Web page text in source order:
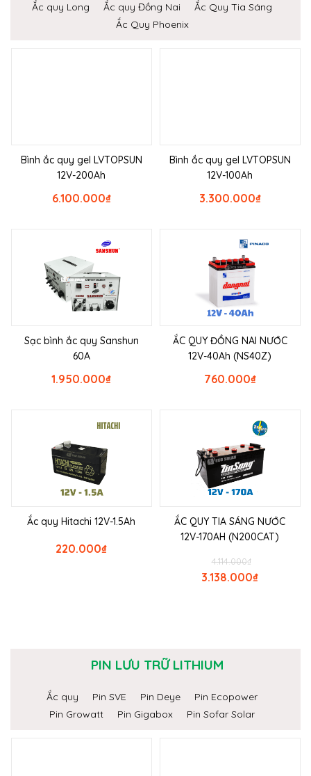
Ắc quy Long
Ắc quy Đồng Nai
Ắc Quy Tia Sáng
Ắc Quy Phoenix
Bình ắc quy gel LVTOPSUN
12V-200Ah
₫
6.100.000
Bình ắc quy gel LVTOPSUN
12V-100Ah
₫
3.300.000
Sạc bình ắc quy Sanshun
60A
₫
1.950.000
ẮC QUY ĐỒNG NAI NƯỚC
12V-40Ah (NS40Z)
₫
760.000
Ắc quy Hitachi 12V-1.5Ah
₫
220.000
ẮC QUY TIA SÁNG NƯỚC
12V-170AH (N200CAT)
₫
4.114.000
₫
3.138.000
PIN LƯU TRỮ LITHIUM
Ắc quy Pin SVE Pin Deye
Pin Ecopower
Pin Growatt
Pin Gigabox Pin Sofar Solar